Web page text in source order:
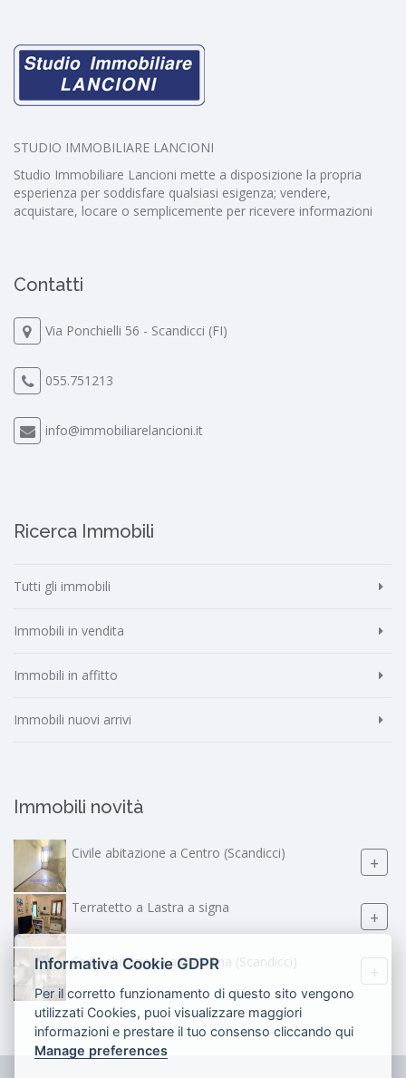
STUDIO IMMOBILIARE LANCIONI
Studio Immobiliare Lancioni mette a disposizione la propria
esperienza per soddisfare qualsiasi esigenza; vendere,
acquistare, locare o semplicemente per ricevere informazioni
Contatti
Via Ponchielli 56 - Scandicci (FI)
055.751213
info@immobiliarelancioni.it
Ricerca Immobili
Tutti gli immobili
Immobili in vendita
Immobili in affitto
Immobili nuovi arrivi
Immobili novità
Civile abitazione a Centro (Scandicci) +
Terratetto a Lastra a signa +
Civile abitazione a Casellina (Scandicci) +
Informativa Cookie GDPR
Per il corretto funzionamento di questo sito vengono
utilizzati Cookies, puoi visualizzare maggiori
informazioni e prestare il tuo consenso cliccando qui
Manage preferences